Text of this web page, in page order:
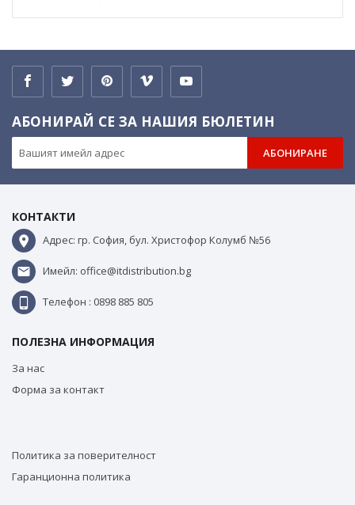
АБОНИРАЙ СЕ ЗА НАШИЯ БЮЛЕТИН
АБОНИРАНЕ
КОНТАКТИ
Адрес: гр. София, бул. Христофор Колумб №56
Имейл: office@itdistribution.bg
Телефон : 0898 885 805
ПОЛЕЗНА ИНФОРМАЦИЯ
За нас
Форма за контакт
Политика за поверителност
Гаранционна политика